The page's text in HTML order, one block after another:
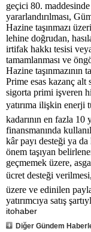
geçici 80.
yararlandırılması,
Hazine taşınmazı
lehine doğrudan,
irtifak hakkı tesisi
tamamlanması ve
Hazine taşınmazının
Prime esas kazanç alt
sigorta primi işveren
yatırıma ilişkin enerji
kadarının en fazla 10
finansmanında
kâr payı desteği ya da
önem taşıyan
geçmemek üzere,
ücret desteği
üzere ve edinilen
yatırımcıya satış
itohaber
Diğer Gündem